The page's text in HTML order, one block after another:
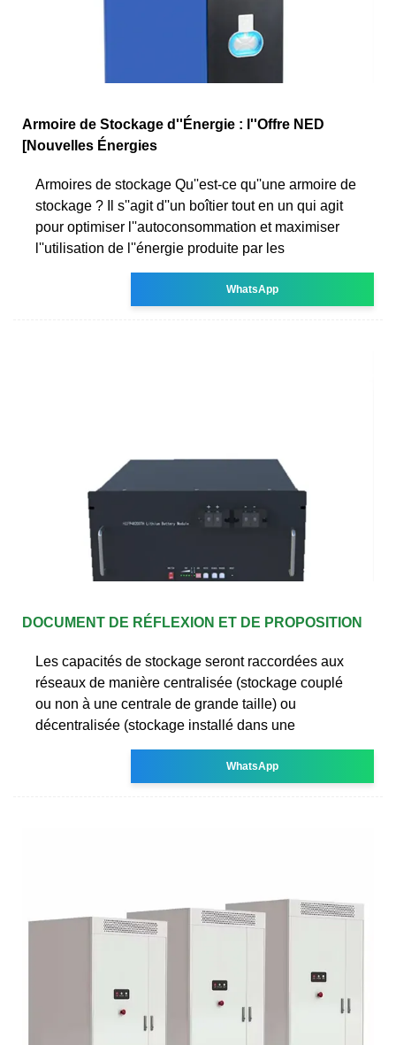
Armoire de Stockage d''Énergie : l''Offre NED
[Nouvelles Énergies
Armoires de stockage Qu''est-ce qu''une armoire de
stockage ? Il s''agit d''un boîtier tout en un qui agit
pour optimiser l''autoconsommation et maximiser
l''utilisation de l''énergie produite par les
WhatsApp
DOCUMENT DE RÉFLEXION ET DE PROPOSITION
Les capacités de stockage seront raccordées aux
réseaux de manière centralisée (stockage couplé
ou non à une centrale de grande taille) ou
décentralisée (stockage installé dans une
WhatsApp